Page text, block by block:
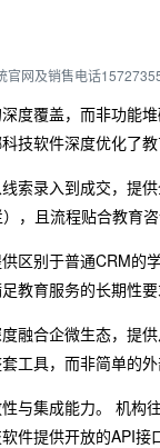
官网及销售电话
度覆盖，而非功能
技软件深度优化了教
索录入到成交，提
，且流程贴合教育咨
区别于普通CRM的
教育服务的长期性要
融合企微生态，提
工具，而非简单的外
与集成能力。 机构
件提供开放的API接